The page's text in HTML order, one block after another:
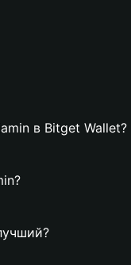
в Bitget Wallet?